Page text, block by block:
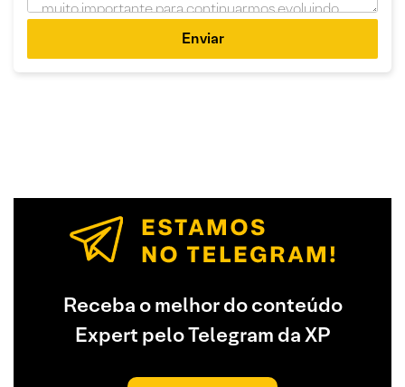
Enviar
Receba o melhor do conteúdo
Expert pelo Telegram da XP